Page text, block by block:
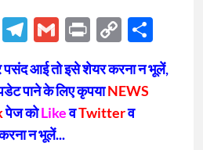
Telegram
Gmail
Print
Copy
Link
आई तो इसे शेयर करना न भूलें,
पाने के लिए कृपयाNEWS
पेज कोLikeवTwitterव
न भूलें...